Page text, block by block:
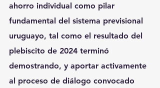
ahorro individual como pilar
fundamental del sistema previsional
uruguayo, tal como el resultado del
plebiscito de 2024 terminó
demostrando, y aportar activamente
al proceso de diálogo convocado